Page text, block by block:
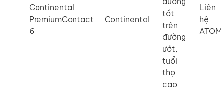
Continental
PremiumContact
6
Continental
tốt
trên
đường
ướt,
tuổi
thọ
cao
Liên
hệ